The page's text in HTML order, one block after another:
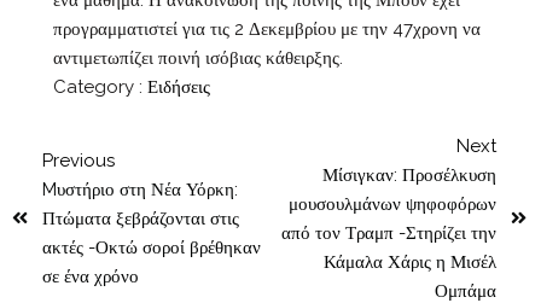
προγραμματιστεί για τις 2 Δεκεμβρίου με την 47χρονη να
αντιμετωπίζει ποινή ισόβιας κάθειρξης.
Category : Ειδήσεις
Previous
Mυστήριο στη Νέα Υόρκη:
Πτώματα ξεβράζονται στις
ακτές -Οκτώ σοροί βρέθηκαν
σε ένα χρόνο
Next
Μίσιγκαν: Προσέλκυση
μουσουλμάνων ψηφοφόρων
από τον Τραμπ -Στηρίζει την
Κάμαλα Χάρις η Μισέλ
Ομπάμα